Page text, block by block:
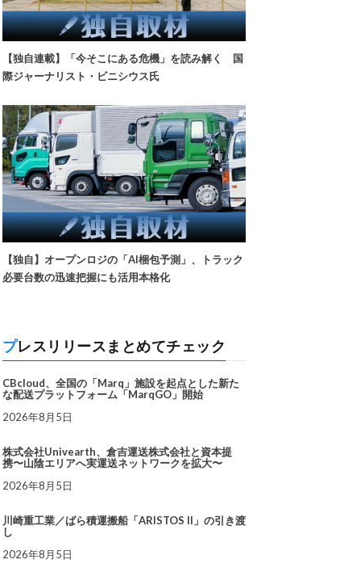
【独自連載】「今そこにある危機」を読み解く 国
際ジャーナリスト・ビニシウス氏
【独自】オープンロジの「AI梱包予測」、トラック
必要台数の迅速把握にも活用本格化
プレスリリースまとめてチェック
CBcloud、全国の「Marq」施設を起点とした新た
な配送プラットフォーム「MarqGO」開始
2026年8月5日
株式会社Univearth、倉吉運送株式会社と資本提
携〜山陰エリアへ実運送ネットワークを拡大〜
2026年8月5日
川崎重工業／ばら積運搬船「ARISTOS II」の引き渡
し
2026年8月5日